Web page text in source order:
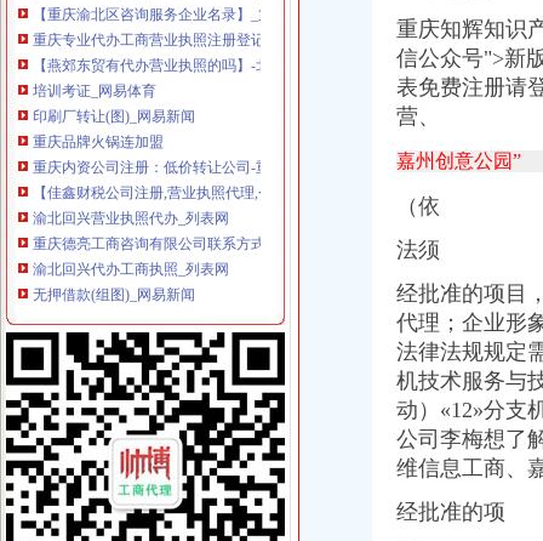
重庆专业代办工商营业执照注册登记代理记账-重庆58同城
【燕郊东贸有代办营业执照的吗】-北京易登网
培训考证_网易体育
印刷厂转让(图)_网易新闻
重庆品牌火锅连加盟
重庆内资公司注册：低价转让公司-重庆爱问分类
【佳鑫财税公司注册,营业执照代理,个体户执照】-白云机场路易登网
渝北回兴营业执照代办_列表网
重庆德亮工商咨询有限公司联系方式_信用报告_工商信息-启信宝
渝北回兴代办工商执照_列表网
无押借款(组图)_网易新闻
重庆公司注销：代办工商执照、税务、工商年检、公司变更-重庆爱问
重庆知辉知识产权代理有限公司联系方式_信用报告_工商信息-启信宝
重庆知辉知识产权代理有限公司_【电话地址_招聘信息_注册信息_信用
合肥注册公司专业代办营业执照找信捷财务公司李景免费为您备案-安
广州办股份有限公司营业执照扬业代办股份有限公司营业执照-广东广
重庆立为财务咨询有限公司_【信用信息_诉讼信息_财务信息_注册信息
重庆老火锅店加盟排名
【工商营业执照代办找安诚财务张维欢专业注册代账报税】-芜湖易登网
【快捷办理贵市营业执照代办公司注册房屋建筑资质代办】-云岩威
【重庆蕙兰文化播有限公司2018新招聘信息】_聘网
重庆知辉知识
信公众号">新
表免费注册请
营、
嘉州创意公园”
（依
法须
经批准的项目
代理；企业形
法律法规规定
机技术服务与
动）«12»分支
公司李梅想了
维信息工商、
经批准的项